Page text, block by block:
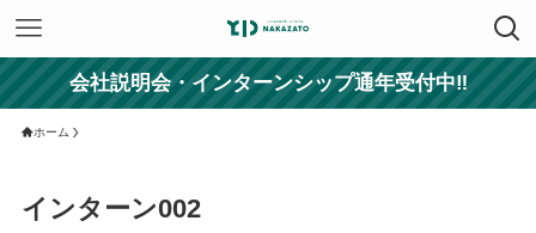
会社説明会・インターンシップ通年受付中‼
ホーム
インターン002